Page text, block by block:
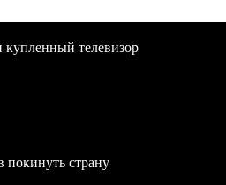
купленный телевизор
покинуть страну